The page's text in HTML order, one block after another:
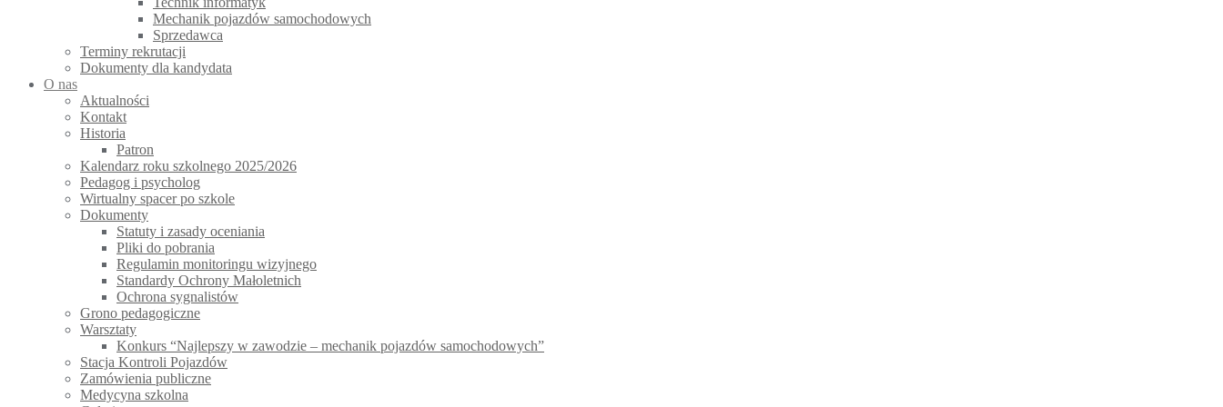
Mechanik pojazdów samochodowych
Sprzedawca
Terminy rekrutacji
Dokumenty dla kandydata
O nas
Aktualności
Kontakt
Historia
Patron
Kalendarz roku szkolnego 2025/2026
Pedagog i psycholog
Wirtualny spacer po szkole
Dokumenty
Statuty i zasady oceniania
Pliki do pobrania
Regulamin monitoringu wizyjnego
Standardy Ochrony Małoletnich
Ochrona sygnalistów
Grono pedagogiczne
Warsztaty
Konkurs “Najlepszy w zawodzie – mechanik pojazdów samochodowych”
Stacja Kontroli Pojazdów
Zamówienia publiczne
Medycyna szkolna